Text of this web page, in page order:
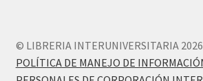
© LIBRERIA INTERUNIVERSITARIA 2026
POLÍTICA DE MANEJO DE